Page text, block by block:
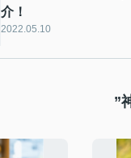
介！
2022.05.10
”